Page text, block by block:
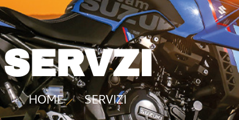
SERVZI
HOME SERVIZI